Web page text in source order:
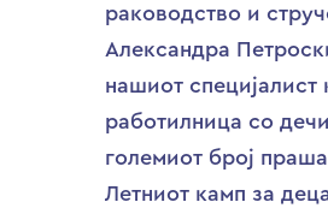
раководство и
Александра
нашиот
работилница со
големиот број
Летниот камп за